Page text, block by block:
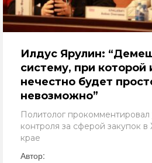
Илдус Ярулин:
систему, при которой
нечестно будет
невозможно”
Политолог прокомментировал
контроля за сферой закупок
крае
Автор: